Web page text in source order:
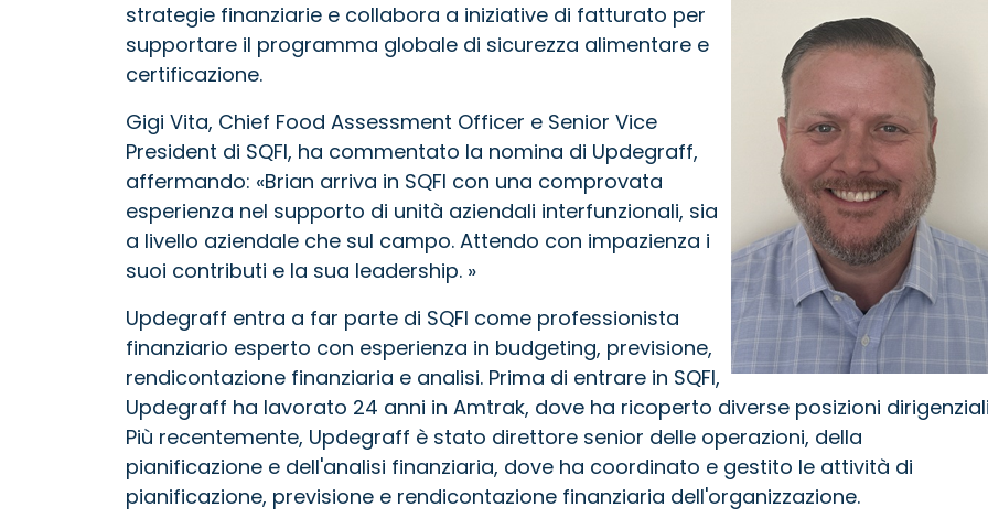
strategie finanziarie e collabora a iniziative di fatturato per
supportare il programma globale di sicurezza alimentare e
certificazione.
Gigi Vita, Chief Food Assessment Officer e Senior Vice
President di SQFI, ha commentato la nomina di Updegraff,
affermando: «Brian arriva in SQFI con una comprovata
esperienza nel supporto di unità aziendali interfunzionali, sia
a livello aziendale che sul campo. Attendo con impazienza i
suoi contributi e la sua leadership. »
Updegraff entra a far parte di SQFI come professionista
finanziario esperto con esperienza in budgeting, previsione,
rendicontazione finanziaria e analisi. Prima di entrare in SQFI,
Updegraff ha lavorato 24 anni in Amtrak, dove ha ricoperto diverse posizioni
Più recentemente, Updegraff è stato direttore senior delle operazioni, della
pianificazione e dell'analisi finanziaria, dove ha coordinato e gestito le attività di
pianificazione, previsione e rendicontazione finanziaria dell'organizzazione.